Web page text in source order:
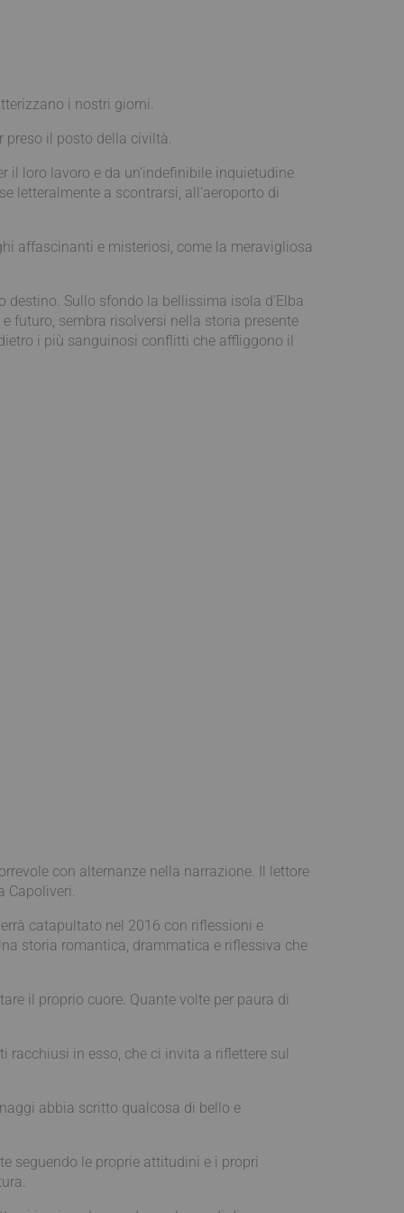
i nostri giorni.
preso il posto della civiltà.
loro lavoro e da un’indefinibile inquietudine
letteralmente a scontrarsi, all’aeroporto di
affascinanti e misteriosi, come la meravigliosa
Sullo sfondo la bellissima isola d’Elba
futuro, sembra risolversi nella storia presente
i più sanguinosi conflitti che affliggono il
con alternanze nella narrazione. Il lettore
Capoliveri.
catapultato nel 2016 con riflessioni e
storia romantica, drammatica e riflessiva che
il proprio cuore. Quante volte per paura di
racchiusi in esso, che ci invita a riflettere sul
abbia scritto qualcosa di bello e
seguendo le proprie attitudini e i propri